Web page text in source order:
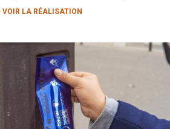
VOIR LA RÉALISATION